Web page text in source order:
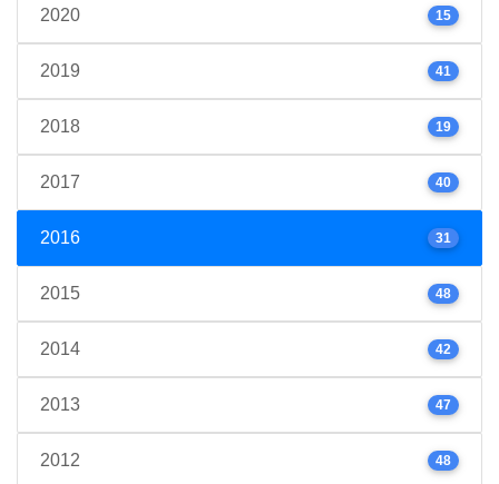
2020 15
2019 41
2018 19
2017 40
2016 31
2015 48
2014 42
2013 47
2012 48